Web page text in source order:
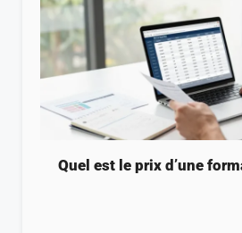
Quel est le prix d’une